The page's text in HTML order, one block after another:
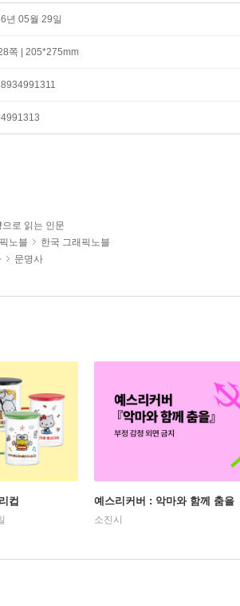
년 05월 29일
쪽 | 205*275mm
으로 읽는 인문
노블
한국 그래픽노블
문명사
컵 예스리커버 : 악마와 함께 춤을
소진시